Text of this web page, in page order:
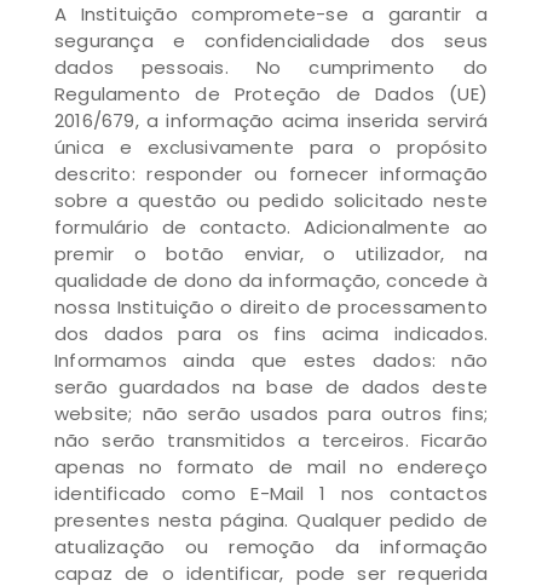
A Instituição compromete-se a garantir a
segurança e confidencialidade dos seus
dados pessoais. No cumprimento do
Regulamento de Proteção de Dados (UE)
2016/679, a informação acima inserida servirá
única e exclusivamente para o propósito
descrito: responder ou fornecer informação
sobre a questão ou pedido solicitado neste
formulário de contacto. Adicionalmente ao
premir o botão enviar, o utilizador, na
qualidade de dono da informação, concede à
nossa Instituição o direito de processamento
dos dados para os fins acima indicados.
Informamos ainda que estes dados: não
serão guardados na base de dados deste
website; não serão usados para outros fins;
não serão transmitidos a terceiros. Ficarão
apenas no formato de mail no endereço
identificado como E-Mail 1 nos contactos
presentes nesta página. Qualquer pedido de
atualização ou remoção da informação
capaz de o identificar, pode ser requerida